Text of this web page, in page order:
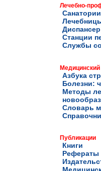
Лечебно-
Станции
Службы
Медицинский
Азбука
Болезни:
Методы
Словарь
Публикации
Книги
Рефераты